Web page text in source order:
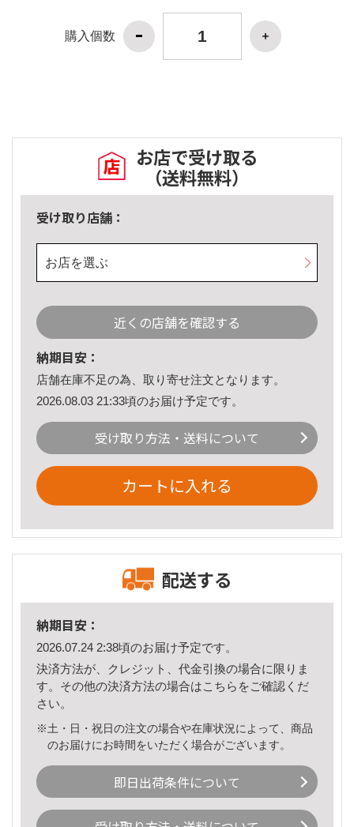
購入個数
お店で受け取る
（送料無料）
受け取り店舗：
お店を選ぶ
近くの店舗を確認する
納期目安：
店舗在庫不足の為、取り寄せ注文となります。
2026.08.03 21:33頃のお届け予定です。
受け取り方法・送料について
カートに入れる
配送する
納期目安：
2026.07.24 2:38頃のお届け予定です。
決済方法が、クレジット、代金引換の場合に限りま
す。その他の決済方法の場合はこちら をご確認くだ
さい。
※土・日・祝日の注文の場合や在庫状況によって、商品
のお届けにお時間をいただく場合がございます。
即日出荷条件について